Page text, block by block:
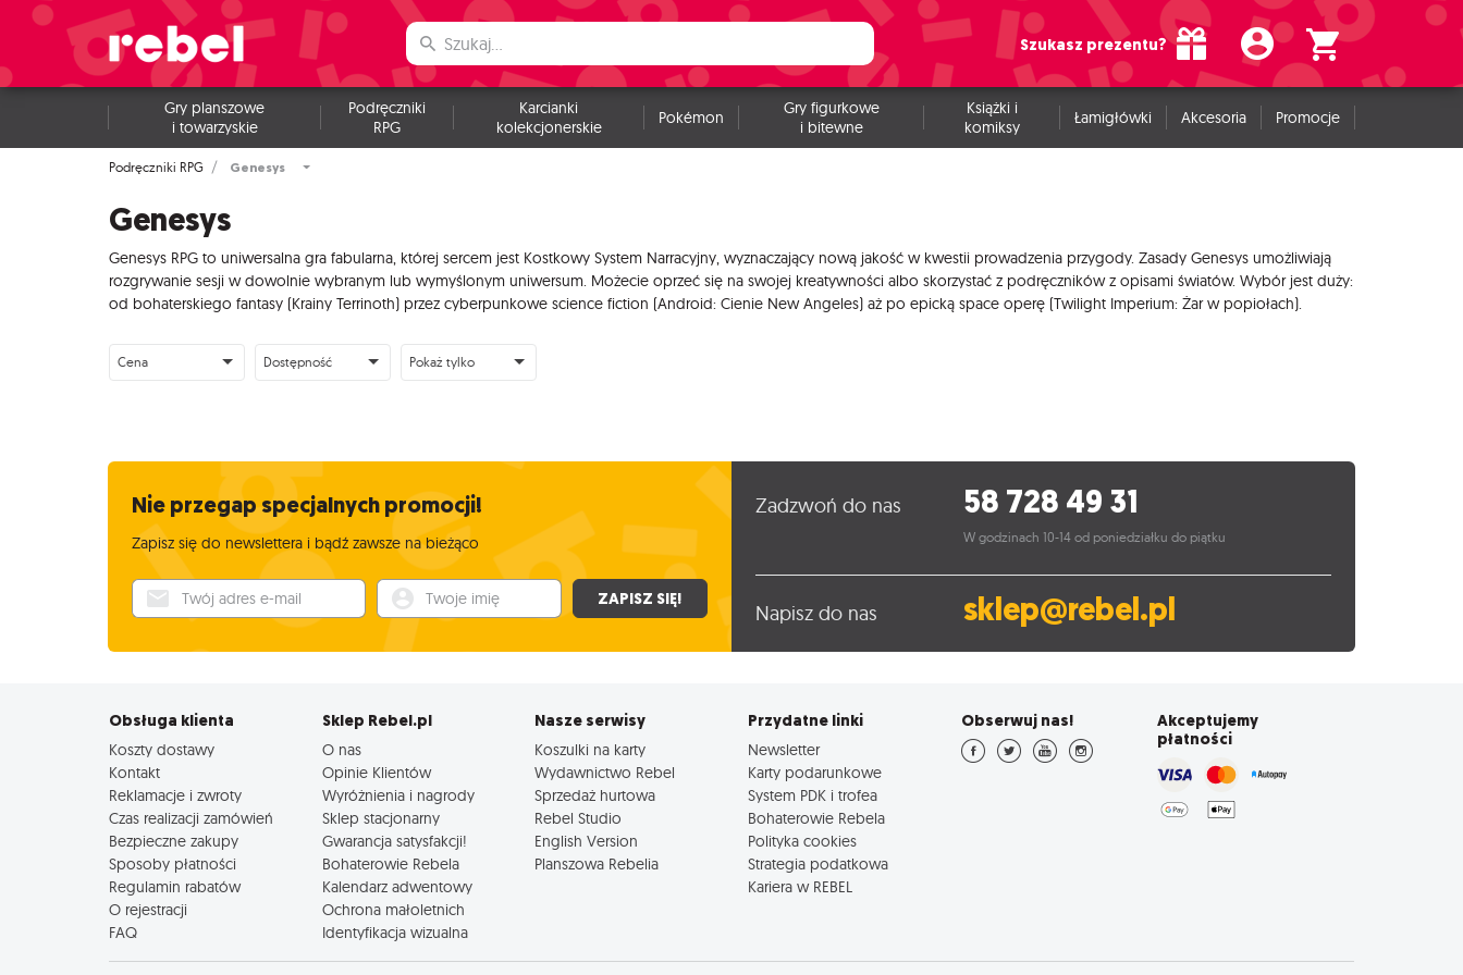
Szukasz prezentu?
Gry planszowe
i towarzyskie
Podręczniki
RPG
Karcianki
kolekcjonerskie
Pokémon
Gry figurkowe
i bitewne
Książki i
komiksy
Łamigłówki Akcesoria Promocje
Podręczniki RPG Genesys
Genesys
Genesys RPG to uniwersalna gra fabularna, której sercem jest Kostkowy System Narracyjny, wyznaczający nową jakość w kwestii prowadzenia przygody. Zasady Genesys umożliwiają
rozgrywanie sesji w dowolnie wybranym lub wymyślonym uniwersum. Możecie oprzeć się na swojej kreatywności albo skorzystać z podręczników z opisami światów. Wybór jest duży:
od bohaterskiego fantasy (Krainy Terrinoth) przez cyberpunkowe science fiction (Android: Cienie New Angeles) aż po epicką space operę (Twilight Imperium: Żar w popiołach).
Cena Dostępność Pokaż tylko
Nie przegap specjalnych promocji!
Zapisz się do newslettera i bądź zawsze na bieżąco
Twój adres e-mail Twoje imię ZAPISZ SIĘ!
Zadzwoń do nas 58 728 49 31
W godzinach 10-14 od poniedziałku do piątku
Napisz do nas sklep@rebel.pl
Obsługa klienta
Koszty dostawy
Kontakt
Reklamacje i zwroty
Czas realizacji zamówień
Bezpieczne zakupy
Sposoby płatności
Regulamin rabatów
O rejestracji
FAQ
Sklep Rebel.pl
O nas
Opinie Klientów
Wyróżnienia i nagrody
Sklep stacjonarny
Gwarancja satysfakcji!
Bohaterowie Rebela
Kalendarz adwentowy
Ochrona małoletnich
Identyfikacja wizualna
Nasze serwisy
Koszulki na karty
Wydawnictwo Rebel
Sprzedaż hurtowa
Rebel Studio
English Version
Planszowa Rebelia
Przydatne linki
Newsletter
Karty podarunkowe
System PDK i trofea
Bohaterowie Rebela
Polityka cookies
Strategia podatkowa
Kariera w REBEL
Obserwuj nas!
Akceptujemy
płatności